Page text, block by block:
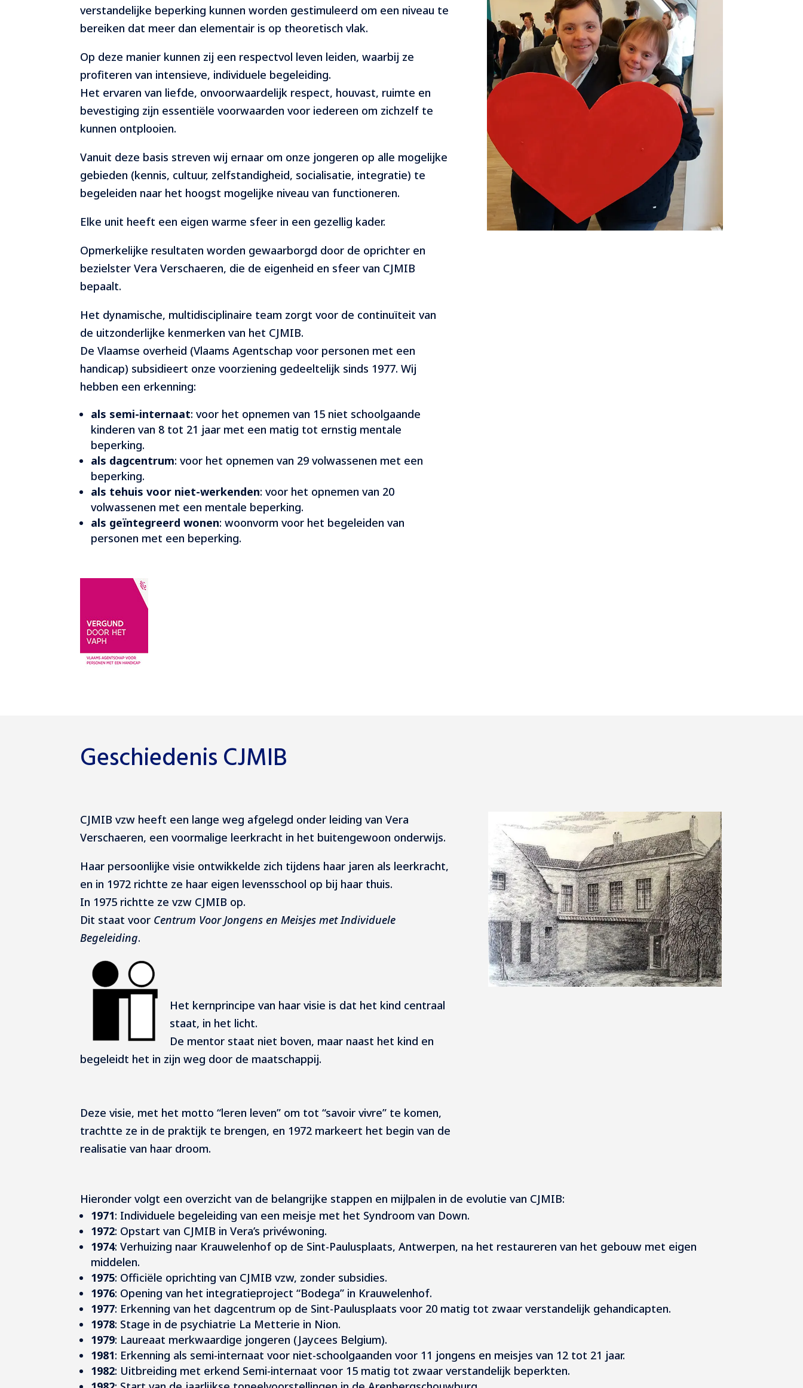
verstandelijke beperking kunnen worden gestimuleerd om een niveau te
bereiken dat meer dan elementair is op theoretisch vlak.
Op deze manier kunnen zij een respectvol leven leiden, waarbij ze
profiteren van intensieve, individuele begeleiding.
Het ervaren van liefde, onvoorwaardelijk respect, houvast, ruimte en
bevestiging zijn essentiële voorwaarden voor iedereen om zichzelf te
kunnen ontplooien.
Vanuit deze basis streven wij ernaar om onze jongeren op alle mogelijke
gebieden (kennis, cultuur, zelfstandigheid, socialisatie, integratie) te
begeleiden naar het hoogst mogelijke niveau van functioneren.
Elke unit heeft een eigen warme sfeer in een gezellig kader.
Opmerkelijke resultaten worden gewaarborgd door de oprichter en
bezielster Vera Verschaeren, die de eigenheid en sfeer van CJMIB
bepaalt.
Het dynamische, multidisciplinaire team zorgt voor de continuïteit van
de uitzonderlijke kenmerken van het CJMIB.
De Vlaamse overheid (Vlaams Agentschap voor personen met een
handicap) subsidieert onze voorziening gedeeltelijk sinds 1977. Wij
hebben een erkenning:
als semi-internaat: voor het opnemen van 15 niet schoolgaande
kinderen van 8 tot 21 jaar met een matig tot ernstig mentale
beperking.
als dagcentrum: voor het opnemen van 29 volwassenen met een
beperking.
als tehuis voor niet-werkenden: voor het opnemen van 20
volwassenen met een mentale beperking.
als geïntegreerd wonen: woonvorm voor het begeleiden van
personen met een beperking.
Geschiedenis CJMIB
CJMIB vzw heeft een lange weg afgelegd onder leiding van Vera
Verschaeren, een voormalige leerkracht in het buitengewoon onderwijs.
Haar persoonlijke visie ontwikkelde zich tijdens haar jaren als leerkracht,
en in 1972 richtte ze haar eigen levensschool op bij haar thuis.
In 1975 richtte ze vzw CJMIB op.
Dit staat voor Centrum Voor Jongens en Meisjes met Individuele
Begeleiding.
Het kernprincipe van haar visie is dat het kind centraal
staat, in het licht.
De mentor staat niet boven, maar naast het kind en
begeleidt het in zijn weg door de maatschappij.
Deze visie, met het motto “leren leven” om tot “savoir vivre” te komen,
trachtte ze in de praktijk te brengen, en 1972 markeert het begin van de
realisatie van haar droom.
Hieronder volgt een overzicht van de belangrijke stappen en mijlpalen in de evolutie van CJMIB:
1971: Individuele begeleiding van een meisje met het Syndroom van Down.
1972: Opstart van CJMIB in Vera’s privéwoning.
1974: Verhuizing naar Krauwelenhof op de Sint-Paulusplaats, Antwerpen, na het restaureren van het gebouw met eigen
middelen.
1975: Officiële oprichting van CJMIB vzw, zonder subsidies.
1976: Opening van het integratieproject “Bodega” in Krauwelenhof.
1977: Erkenning van het dagcentrum op de Sint-Paulusplaats voor 20 matig tot zwaar verstandelijk gehandicapten.
1978: Stage in de psychiatrie La Metterie in Nion.
1979: Laureaat merkwaardige jongeren (Jaycees Belgium).
1981: Erkenning als semi-internaat voor niet-schoolgaanden voor 11 jongens en meisjes van 12 tot 21 jaar.
1982: Uitbreiding met erkend Semi-internaat voor 15 matig tot zwaar verstandelijk beperkten.